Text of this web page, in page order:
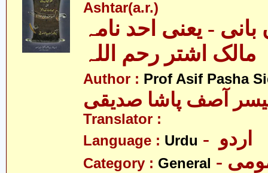
Ashtar(a.r.)
- یعنی احد نامہ
مالک اشتر رحم اللہ
Author : Prof Asif Pasha
آصف پاشا صدیقی
Translator :
Language : Urdu
Category : General